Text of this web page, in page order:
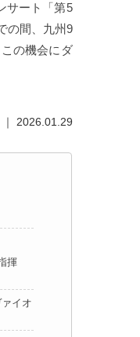
サート「第5
の間、九州9
の機会にダ
2026.01.29
揮
イオ